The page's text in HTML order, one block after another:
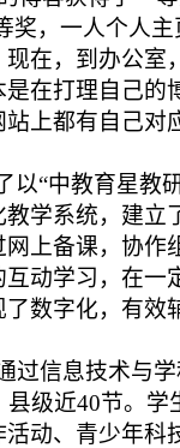
奖，一人个人
在，到办公室
在打理自己的
上都有自己对
以“中教育星教
学系统，建立
上备课，协作
动学习，在一
数字化，有效
过信息技术与
级近40节。学
活动、青少年科